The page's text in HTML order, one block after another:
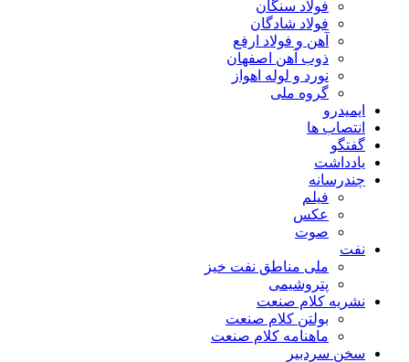
فولاد سنگان
فولاد شادگان
آهن و فولاد ارفع
ذوب آهن اصفهان
نورد و لوله اهواز
گروه ملی
ایمیدرو
انتصاب ها
گفتگو
یادداشت
چندرسانه
فیلم
عکس
صوت
نفت
ملی مناطق نفت خیز
پتروشیمی
نشریه کلام صنعت
بولتن کلام صنعت
ماهنامه کلام صنعت
سخن سردبیر